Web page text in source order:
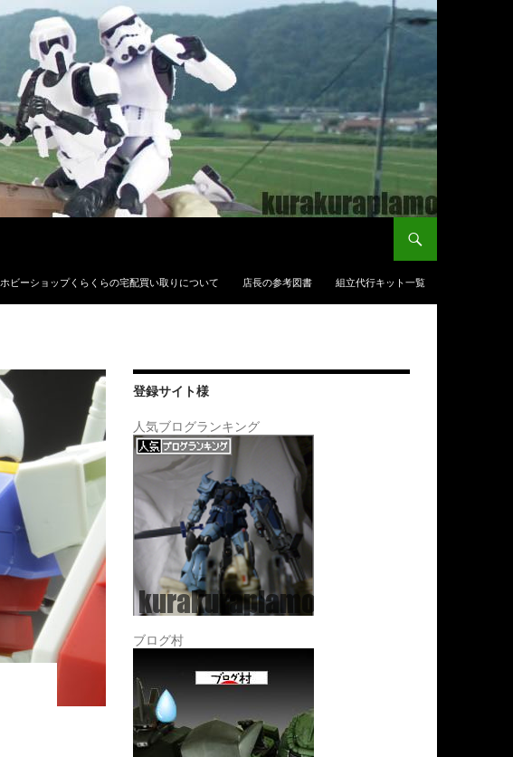
ホビーショップくらくらの宅配買い取りについて 店長の参考図書 組立代行キット一覧
登録サイト様
人気ブログランキング
ブログ村